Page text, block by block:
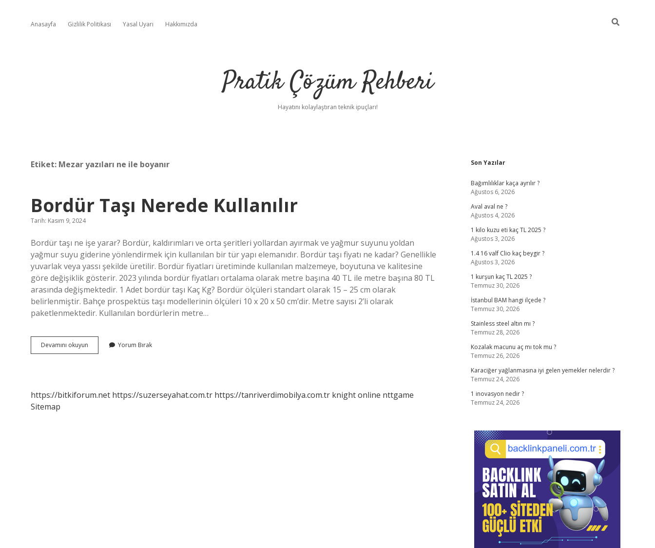
Anasayfa Gizlilik Politikası Yasal Uyarı Hakkımızda
Pratik Çözüm Rehberi
Hayatını kolaylaştıran teknik ipuçları!
Etiket: Mezar yazıları ne ile boyanır
Bordür Taşı Nerede Kullanılır
Tarih: Kasım 9, 2024
Bordür taşı ne işe yarar? Bordür, kaldırımları ve orta şeritleri yollardan ayırmak ve yağmur suyunu yoldan
yağmur suyu giderine yönlendirmek için kullanılan bir tür yapı elemanıdır. Bordür taşı fiyatı ne kadar? Genellikle
yuvarlak veya yassı şekilde üretilir. Bordür fiyatları üretiminde kullanılan malzemeye, boyutuna ve kalitesine
göre değişiklik gösterir. 2023 yılında bordür fiyatları ortalama olarak metre başına 40 TL ile metre başına 80 TL
arasında değişmektedir. 1 Adet bordür taşı Kaç Kg? Bordür ölçüleri standart olarak 15 – 25 cm olarak
belirlenmiştir. Bahçe prospektüs taşı modellerinin ölçüleri 10 x 20 x 50 cm’dir. Metre sayısı 2’li olarak
paketlenmektedir. Kullanılan bordürlerin metre…
Devamını okuyun
Taşı
Yorum Bırak
https://bitkiforum.net https://suzerseyahat.com.tr https://tanriverdimobilya.com.tr knight online nttgame
Sitemap
Sidebar
Son Yazılar
Bağımlılıklar kaça ayrılır ?
Ağustos 6, 2026
Aval aval ne ?
Ağustos 4, 2026
1 kilo kuzu eti kaç TL 2025 ?
Ağustos 3, 2026
1.4 16 valf Clio kaç beygir ?
Ağustos 3, 2026
1 kurşun kaç TL 2025 ?
Temmuz 30, 2026
İstanbul BAM hangi ilçede ?
Temmuz 30, 2026
Stainless steel altın mı ?
Temmuz 28, 2026
Kozalak macunu aç mı tok mu ?
Temmuz 26, 2026
Karaciğer yağlanmasına iyi gelen yemekler nelerdir ?
Temmuz 24, 2026
1 inovasyon nedir ?
Temmuz 24, 2026